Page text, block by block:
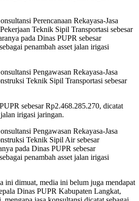
Perencanaan Rekayasa-Jasa
Teknik Sipil Transportasi sebesar
pada Dinas PUPR sebesar
penambah asset jalan irigasi
Pengawasan Rekayasa-Jasa
Teknik Sipil Transportasi sebesar
sebesar Rp2.468.285.270, dicatat
irigasi jaringan.
Pengawasan Rekayasa-Jasa
Teknik Sipil Air sebesar
pada Dinas PUPR sebesar
penambah asset jalan irigasi
ini dimuat, media ini belum juga mendapat
Dinas PUPR Kabupaten Langkat,